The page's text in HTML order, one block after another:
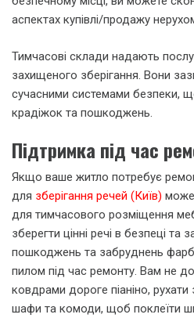
аспектах купівлі/продажу
Тимчасові склади надають
захищеного зберігання. Вони
сучасними системами безпеки,
крадіжок та пошкоджень.
Підтримка під час
Якщо ваше житло потребує
для зберігання речей (Київ) може
для тимчасового розміщення
зберегти цінні речі в безпеці та
пошкоджень та забруднень
пилом під час ремонту. Вам не
ковдрами дороге піаніно, рухати
шафи та комоди, щоб поклеїти